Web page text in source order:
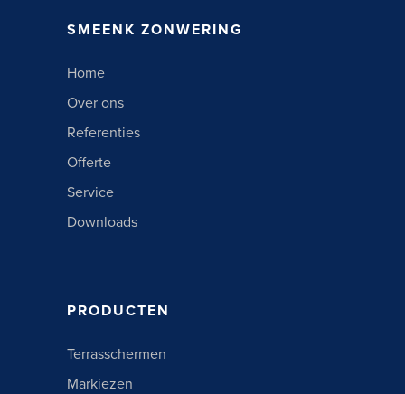
SMEENK ZONWERING
Home
Over ons
Referenties
Offerte
Service
Downloads
PRODUCTEN
Terrasschermen
Markiezen